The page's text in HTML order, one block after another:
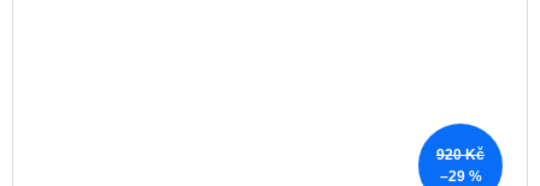
920 Kč
–29 %